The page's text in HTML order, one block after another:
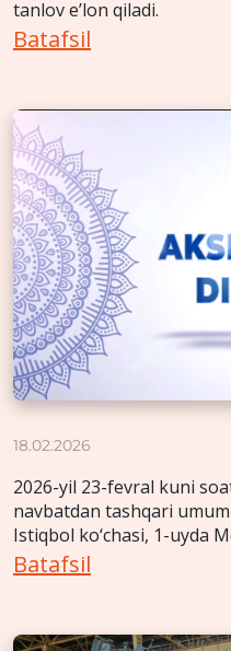
tanlov e’lon qiladi.
Batafsil
18.02.2026
2026-yil 23-fevral kuni
navbatdan tashqari
Istiqbol ko‘chasi, 1-uyda
saroyida o‘tkaziladi.
Batafsil